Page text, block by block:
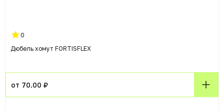
0
Дюбель хомут FORTISFLEX
от 70.00 ₽